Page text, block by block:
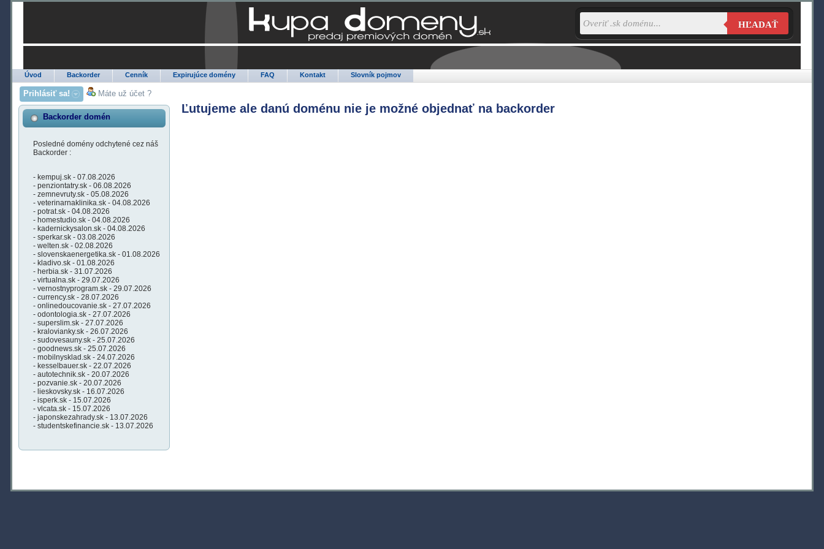
Úvod Backorder Cenník Expirujúce domény FAQ Kontakt Slovník pojmov
HĽADAŤ
Prihlásiť sa! Máte už účet ?
Backorder domén
Posledné domény odchytené cez náš
Backorder :
- kempuj.sk - 07.08.2026
- penziontatry.sk - 06.08.2026
- zemnevruty.sk - 05.08.2026
- veterinarnaklinika.sk - 04.08.2026
- potrat.sk - 04.08.2026
- homestudio.sk - 04.08.2026
- kadernickysalon.sk - 04.08.2026
- sperkar.sk - 03.08.2026
- welten.sk - 02.08.2026
- slovenskaenergetika.sk - 01.08.2026
- kladivo.sk - 01.08.2026
- herbia.sk - 31.07.2026
- virtualna.sk - 29.07.2026
- vernostnyprogram.sk - 29.07.2026
- currency.sk - 28.07.2026
- onlinedoucovanie.sk - 27.07.2026
- odontologia.sk - 27.07.2026
- superslim.sk - 27.07.2026
- kralovianky.sk - 26.07.2026
- sudovesauny.sk - 25.07.2026
- goodnews.sk - 25.07.2026
- mobilnysklad.sk - 24.07.2026
- kesselbauer.sk - 22.07.2026
- autotechnik.sk - 20.07.2026
- pozvanie.sk - 20.07.2026
- lieskovsky.sk - 16.07.2026
- isperk.sk - 15.07.2026
- vlcata.sk - 15.07.2026
- japonskezahrady.sk - 13.07.2026
- studentskefinancie.sk - 13.07.2026
Ľutujeme ale danú doménu nie je možné objednať na backorder